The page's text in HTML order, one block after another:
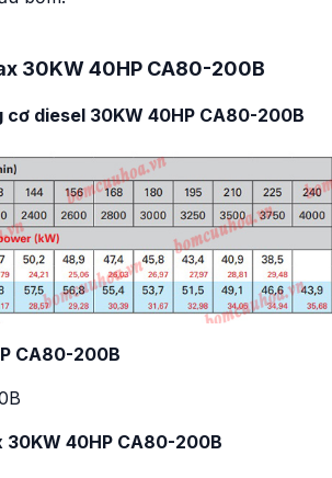
30KW 40HP CA80-200B
diesel 30KW 40HP CA80-200B
CA80-200B
30KW 40HP CA80-200B